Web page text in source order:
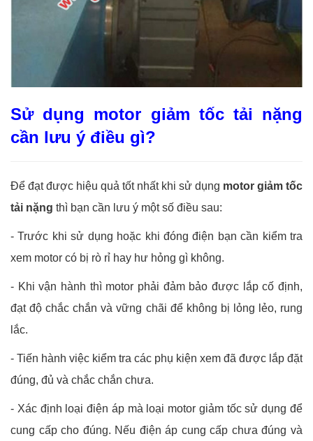
Sử dụng motor giảm tốc tải nặng
cần lưu ý điều gì?
Để đạt được hiệu quả tốt nhất khi sử dụng motor giảm tốc
tải nặng thì bạn cần lưu ý một số điều sau:
- Trước khi sử dụng hoặc khi đóng điện bạn cần kiểm tra
xem motor có bị rò rỉ hay hư hỏng gì không.
- Khi vận hành thì motor phải đảm bảo được lắp cố định,
đạt độ chắc chắn và vững chãi để không bị lỏng lẻo, rung
lắc.
- Tiến hành việc kiểm tra các phụ kiện xem đã được lắp đặt
đúng, đủ và chắc chắn chưa.
- Xác định loại điện áp mà loại motor giảm tốc sử dụng để
cung cấp cho đúng. Nếu điện áp cung cấp chưa đúng và